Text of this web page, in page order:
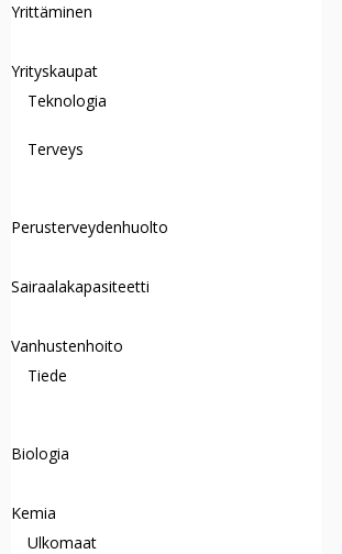
Yrittäminen
Yrityskaupat
Teknologia
Terveys
Perusterveydenhuolto
Sairaalakapasiteetti
Vanhustenhoito
Tiede
Biologia
Kemia
Ulkomaat